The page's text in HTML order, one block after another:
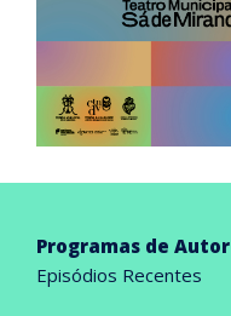
Programas de Autor
Episódios Recentes